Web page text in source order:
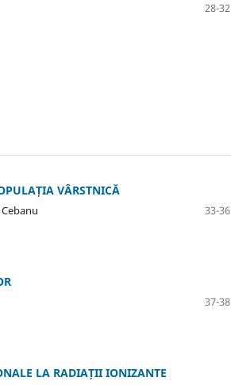
28-32
VÂRSTNICĂ
33-36
37-38
LA RADIAȚII IONIZANTE